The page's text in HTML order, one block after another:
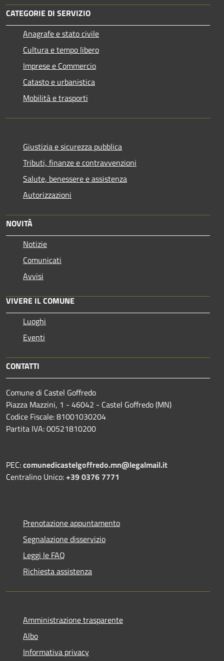
CATEGORIE DI SERVIZIO
Anagrafe e stato civile
Cultura e tempo libero
Imprese e Commercio
Catasto e urbanistica
Mobilità e trasporti
Giustizia e sicurezza pubblica
Tributi, finanze e contravvenzioni
Salute, benessere e assistenza
Autorizzazioni
NOVITÀ
Notizie
Comunicati
Avvisi
VIVERE IL COMUNE
Luoghi
Eventi
CONTATTI
Comune di Castel Goffredo
Piazza Mazzini, 1 - 46042 - Castel Goffredo (MN)
Codice Fiscale: 81001030204
Partita IVA: 00521810200
PEC:comunedicastelgoffredo.mn@legalmail.it
Centralino Unico:+39 0376 7771
Prenotazione appuntamento
Segnalazione disservizio
Leggi le FAQ
Richiesta assistenza
Amministrazione trasparente
Albo
Informativa privacy